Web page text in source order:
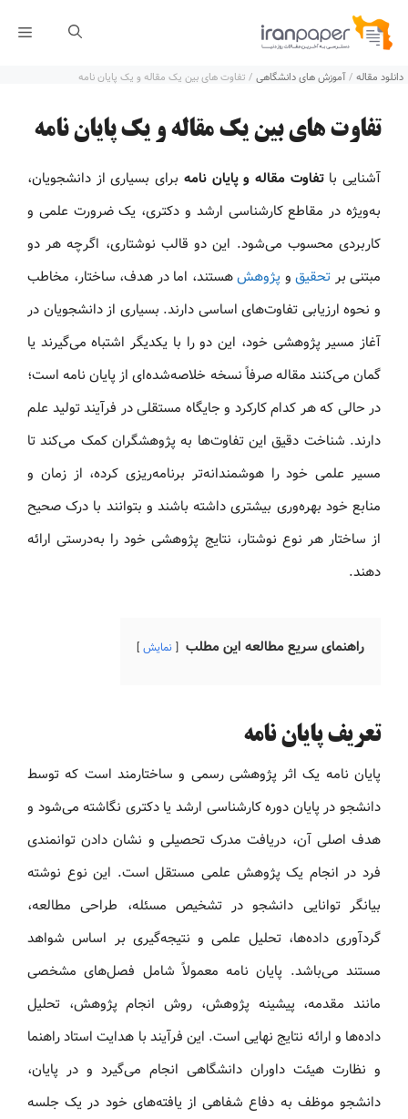
پرش
محتوا
دانلود مقاله /آموزش های دانشگاهی / تفاوت های بین یک مقاله و یک پایان نامه
تفاوت های بین یک مقاله و یک پایان نامه
آشنایی باتفاوت مقاله و پایان نامه برای بسیاری از دانشجویان،
به‌ویژه در مقاطع کارشناسی ارشد و دکتری، یک ضرورت علمی و
کاربردی محسوب می‌شود. این دو قالب نوشتاری، اگرچه هر دو
مبتنی بر تحقیق و پژوهشهستند، اما در هدف، ساختار، مخاطب
و نحوه ارزیابی تفاوت‌های اساسی دارند. بسیاری از دانشجویان در
آغاز مسیر پژوهشی خود، این دو را با یکدیگر اشتباه می‌گیرند یا
گمان می‌کنند مقاله صرفاً نسخه خلاصه‌شده‌ای از پایان نامه است؛
در حالی که هر کدام کارکرد و جایگاه مستقلی در فرآیند تولید علم
دارند. شناخت دقیق این تفاوت‌ها به پژوهشگران کمک می‌کند تا
مسیر علمی خود را هوشمندانه‌تر برنامه‌ریزی کرده، از زمان و
منابع خود بهره‌وری بیشتری داشته باشند و بتوانند با درک صحیح
از ساختار هر نوع نوشتار، نتایج پژوهشی خود را به‌درستی ارائه
دهند.
راهنمای سریع مطالعه این مطلب نمایش
تعریف پایان نامه
پایان نامه یک اثر پژوهشی رسمی و ساختارمند است که توسط
دانشجو در پایان دوره کارشناسی ارشد یا دکتری نگاشته می‌شود و
هدف اصلی آن، دریافت مدرک تحصیلی و نشان دادن توانمندی
فرد در انجام یک پژوهش علمی مستقل است. این نوع نوشته
بیانگر توانایی دانشجو در تشخیص مسئله، طراحی مطالعه،
گردآوری داده‌ها، تحلیل علمی و نتیجه‌گیری بر اساس شواهد
مستند می‌باشد. پایان نامه معمولاً شامل فصل‌های مشخصی
مانند مقدمه، پیشینه پژوهش، روش انجام پژوهش، تحلیل
داده‌ها و ارائه نتایج نهایی است. این فرآیند با هدایت استاد راهنما
و نظارت هیئت داوران دانشگاهی انجام می‌گیرد و در پایان،
دانشجو موظف به دفاع شفاهی از یافته‌های خود در یک جلسه